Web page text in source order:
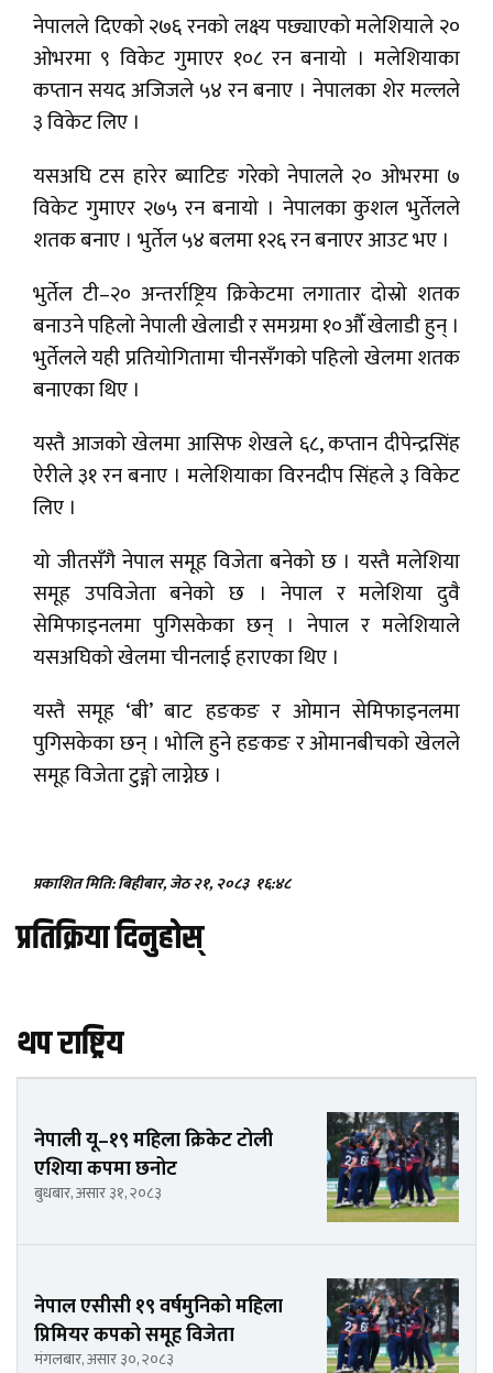
नेपालले दिएको २७६ रनको लक्ष्य पछ्याएको मलेशियाले २०
ओभरमा ९ विकेट गुमाएर १०८ रन बनायो । मलेशियाका
कप्तान सयद अजिजले ५४ रन बनाए । नेपालका शेर मल्लले
३ विकेट लिए ।
यसअघि टस हारेर ब्याटिङ गरेको नेपालले २० ओभरमा ७
विकेट गुमाएर २७५ रन बनायो । नेपालका कुशल भुर्तेलले
शतक बनाए । भुर्तेल ५४ बलमा १२६ रन बनाएर आउट भए ।
भुर्तेल टी–२० अन्तर्राष्ट्रिय क्रिकेटमा लगातार दोस्रो शतक
बनाउने पहिलो नेपाली खेलाडी र समग्रमा १०औँ खेलाडी हुन् ।
भुर्तेलले यही प्रतियोगितामा चीनसँगको पहिलो खेलमा शतक
बनाएका थिए ।
यस्तै आजको खेलमा आसिफ शेखले ६८, कप्तान दीपेन्द्रसिंह
ऐरीले ३१ रन बनाए । मलेशियाका विरनदीप सिंहले ३ विकेट
लिए ।
यो जीतसँगै नेपाल समूह विजेता बनेको छ । यस्तै मलेशिया
समूह उपविजेता बनेको छ । नेपाल र मलेशिया दुवै
सेमिफाइनलमा पुगिसकेका छन् । नेपाल र मलेशियाले
यसअघिको खेलमा चीनलाई हराएका थिए ।
यस्तै समूह ‘बी’ बाट हङकङ र ओमान सेमिफाइनलमा
पुगिसकेका छन् । भोलि हुने हङकङ र ओमानबीचको खेलले
समूह विजेता टुङ्गो लाग्नेछ ।
प्रकाशित मिति: बिहीबार, जेठ २१, २०८३ १६:४८
प्रतिक्रिया दिनुहोस्
थप राष्ट्रिय
नेपाली यू–१९ महिला क्रिकेट टोली
एशिया कपमा छनोट
बुधबार, असार ३१, २०८३
नेपाल एसीसी १९ वर्षमुनिको महिला
प्रिमियर कपको समूह विजेता
मंगलबार, असार ३०, २०८३